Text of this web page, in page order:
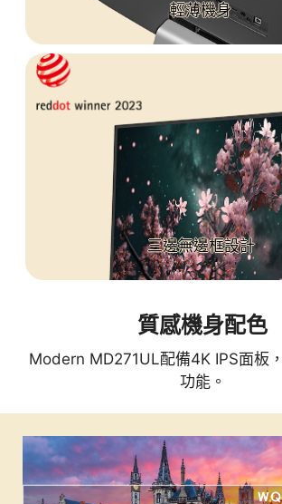
輕薄機身
三邊無邊框設計
質感機身配色
Modern MD271UL配備4K IPS面板
功能。